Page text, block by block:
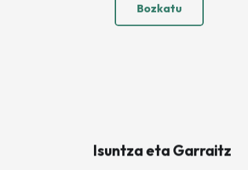
Bozkatu
Isuntza eta Garraitz